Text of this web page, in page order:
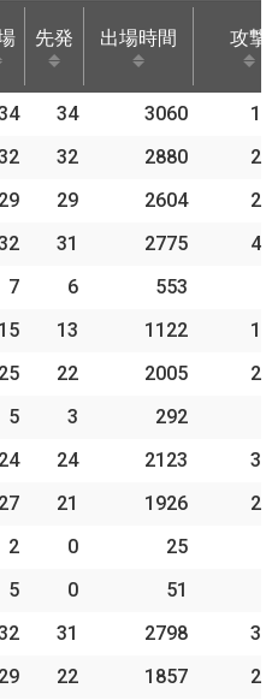
先発 出場時間 攻
先発 出場時間 攻
34 3060
32 2880
29 29 2604
31 2775
7 6 553
15 13 1122
25 22 2005
5 3 292
24 24 2123
27 21 1926
2 0 25
5 0 51
31 2798
29 22 1857